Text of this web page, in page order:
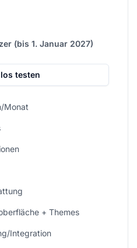
(bis 1. Januar 2027)
testen
Monat
+ Themes
Integration